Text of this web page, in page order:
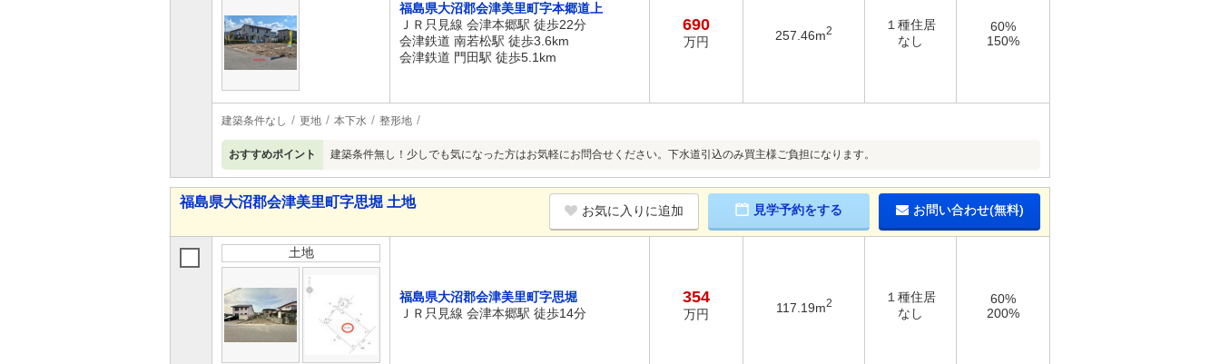
福島県大沼郡会津美里町字本郷道上
ＪＲ只見線 会津本郷駅 徒歩22分
会津鉄道 南若松駅 徒歩3.6km
会津鉄道 門田駅 徒歩5.1km
690
万円 257.46m2
１種住居
なし
60%
150%
建築条件なし 更地 本下水 整形地
おすすめポイント 建築条件無し！少しでも気になった方はお気軽にお問合せください。下水道引込のみ買主様ご負担になります。
福島県大沼郡会津美里町字思堀 土地
お気に入りに追加 見学予約をする お問い合わせ(無料)
土地
福島県大沼郡会津美里町字思堀
ＪＲ只見線 会津本郷駅 徒歩14分
354
万円 117.19m2
１種住居
なし
60%
200%